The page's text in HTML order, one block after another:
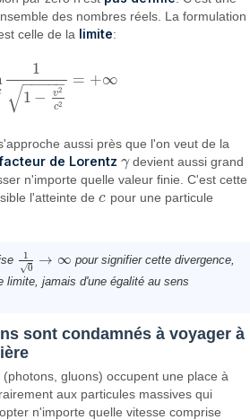
des nombres réels. La formulation
celle de la limite:
1
1 − v2
c2
− −
−−−
√
= +∞
v→c11−v2 c2= +∞
aussi près que l'on veut de la
de Lorentz γ
γdevient aussi grand
n'importe quelle valeur finie. C'est cette
l'atteinte dec
c pour une particule
1
0
√
→ ∞
10→∞
pour signifier cette divergence,
limite, jamais d'une égalité au sens
sont condamnés à voyager à
gluons) occupent une place à
aux particules massives qui
n'importe quelle vitesse comprise